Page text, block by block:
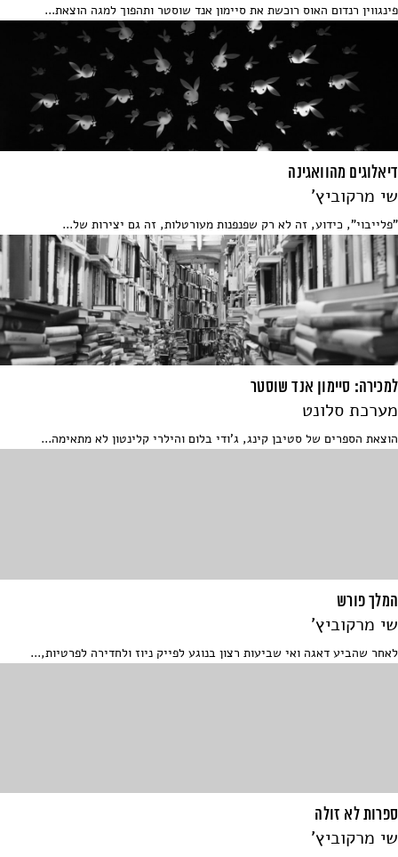
פינגווין רנדום האוס רוכשת את סיימון אנד שוסטר ותהפוך למגה הוצאת...
דיאלוגים מהוואגינה
שי מרקוביץ'
"פלייבוי", כידוע, זה לא רק שפנפנות מעורטלות, זה גם יצירות של...
למכירה: סיימון אנד שוסטר
מערכת סלונט
הוצאת הספרים של סטיבן קינג, ג'ודי בלום והילרי קלינטון לא מתאימה...
המלך פורש
שי מרקוביץ'
לאחר שהביע דאגה ואי שביעות רצון בנוגע לפייק ניוז ולחדירה לפרטיות,...
ספרות לא זולה
שי מרקוביץ'